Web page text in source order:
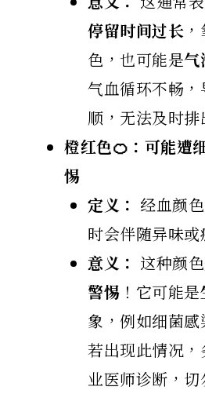
停留时间过长
色，也可能是气
气血循环不畅
顺，无法及时排
橙红色🍊：可能遭
惕
定义： 经血颜
时会伴随异味或
意义： 这种颜
警惕 ！它可能是
象，例如细菌感
若出现此情况
业医师诊断，切